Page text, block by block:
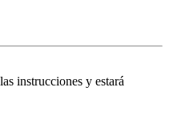
instrucciones y estará